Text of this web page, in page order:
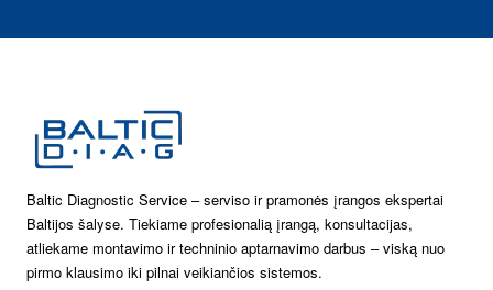
Baltic Diagnostic Service – serviso ir pramonės įrangos ekspertai
Baltijos šalyse. Tiekiame profesionalią įrangą, konsultacijas,
atliekame montavimo ir techninio aptarnavimo darbus – viską nuo
pirmo klausimo iki pilnai veikiančios sistemos.